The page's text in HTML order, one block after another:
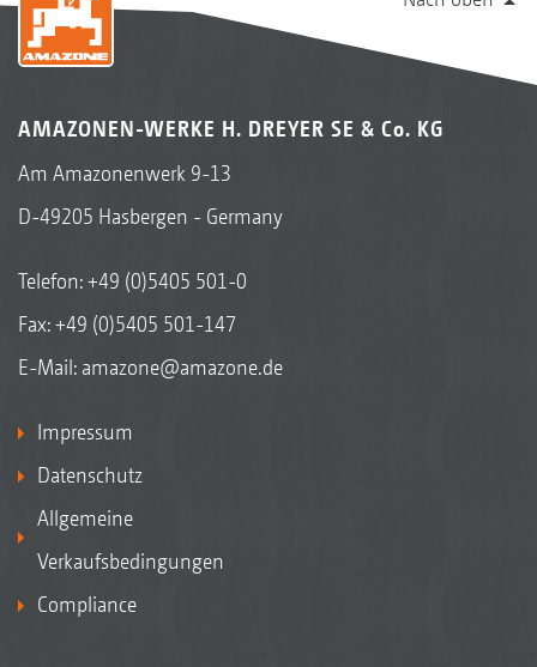
AMAZONEN-WERKE H. DREYER SE & Co. KG
Am Amazonenwerk 9-13
D-49205 Hasbergen - Germany
Telefon:+49 (0)5405 501-0
Fax: +49 (0)5405 501-147
E-Mail: amazone@amazone.de
Impressum
Datenschutz
Allgemeine
Verkaufsbedingungen
Compliance